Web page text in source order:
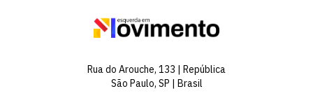
Rua do Arouche, 133 | República
São Paulo, SP | Brasil